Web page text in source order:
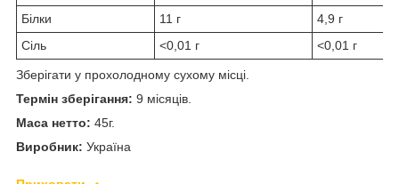
Білки
11 г
4,9 г
Сіль
<0,01 г <0,01 г
Зберігати у прохолодному сухому місці.
Термін зберігання: 9 місяців.
Маса нетто: 45г.
Виробник: Україна